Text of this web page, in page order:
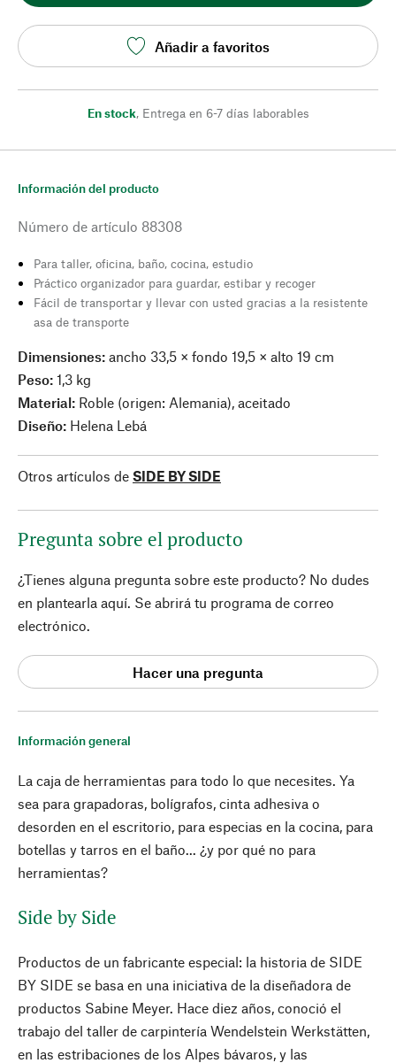
Añadir a favoritos
En stock, Entrega en 6-7 días laborables
Información general
La caja de herramientas para todo lo que necesites. Ya
sea para grapadoras, bolígrafos, cinta adhesiva o
desorden en el escritorio, para especias en la cocina, para
botellas y tarros en el baño... ¿y por qué no para
herramientas?
Side by Side
Productos de un fabricante especial: la historia de SIDE
BY SIDE se basa en una iniciativa de la diseñadora de
productos Sabine Meyer. Hace diez años, conoció el
trabajo del taller de carpintería Wendelstein Werkstätten,
en las estribaciones de los Alpes bávaros, y las
Información del producto
Número de artículo 88308
Para taller, oficina, baño, cocina, estudio
Práctico organizador para guardar, estibar y recoger
Fácil de transportar y llevar con usted gracias a la resistente
asa de transporte
Dimensiones: ancho 33,5 × fondo 19,5 × alto 19 cm
Peso: 1,3 kg
Material: Roble (origen: Alemania), aceitado
Diseño: Helena Lebá
Otros artículos de SIDE BY SIDE
Pregunta sobre el producto
¿Tienes alguna pregunta sobre este producto? No dudes
en plantearla aquí. Se abrirá tu programa de correo
electrónico.
Hacer una pregunta